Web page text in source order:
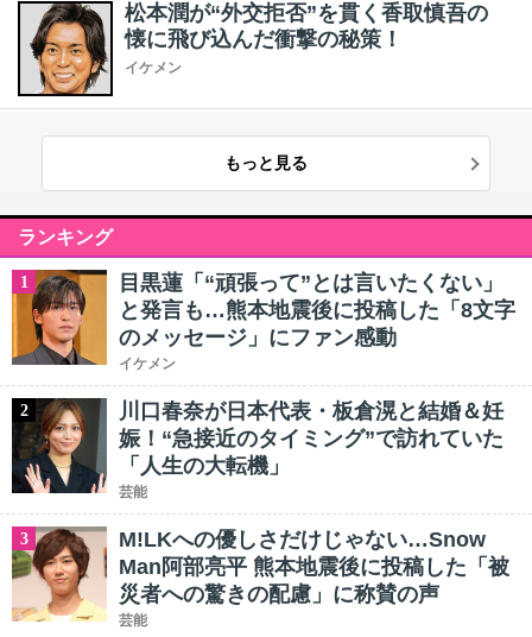
松本潤が“外交拒否”を貫く香取慎吾の
懐に飛び込んだ衝撃の秘策！
イケメン
もっと見る
ランキング
1
目黒蓮「“頑張って”とは言いたくない」
と発言も…熊本地震後に投稿した「8文字
のメッセージ」にファン感動
イケメン
2
川口春奈が日本代表・板倉滉と結婚＆妊
娠！“急接近のタイミング”で訪れていた
「人生の大転機」
芸能
3
M!LKへの優しさだけじゃない…Snow
Man阿部亮平 熊本地震後に投稿した「被
災者への驚きの配慮」に称賛の声
芸能